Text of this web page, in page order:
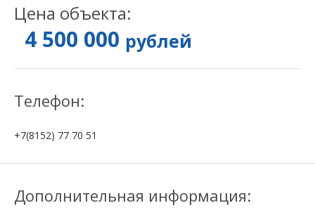
Цена объекта:
4 500 000 рублей
Телефон:
+7(8152) 77 70 51
Дополнительная информация: